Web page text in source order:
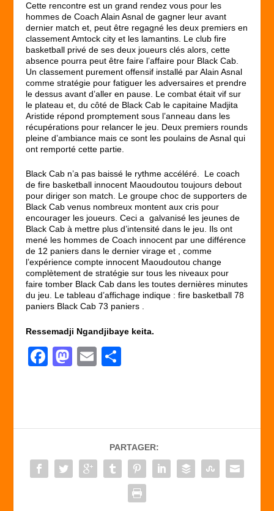
Cette rencontre est un grand rendez vous pour les
hommes de Coach Alain Asnal de gagner leur avant
dernier match et, peut être regagné les deux premiers en
classement Amtock city et les lamantins. Le club fire
basketball privé de ses deux joueurs clés alors, cette
absence pourra peut être faire l’affaire pour Black Cab.
Un classement purement offensif installé par Alain Asnal
comme stratégie pour fatiguer les adversaires et prendre
le dessus avant d’aller en pause. Le combat était vif sur
le plateau et, du côté de Black Cab le capitaine Madjita
Aristide répond promptement sous l’anneau dans les
récupérations pour relancer le jeu. Deux premiers rounds
pleine d’ambiance mais ce sont les poulains de Asnal qui
ont remporté cette partie.
Black Cab n’a pas baissé le rythme accéléré. Le coach
de fire basketball innocent Maoudoutou toujours debout
pour diriger son match. Le groupe choc de supporters de
Black Cab venus nombreux montent aux cris pour
encourager les joueurs. Ceci a galvanisé les jeunes de
Black Cab à mettre plus d’intensité dans le jeu. Ils ont
mené les hommes de Coach innocent par une différence
de 12 paniers dans le dernier virage et , comme
l’expérience compte innocent Maoudoutou change
complètement de stratégie sur tous les niveaux pour
faire tomber Black Cab dans les toutes dernières minutes
du jeu. Le tableau d’affichage indique : fire basketball 78
paniers Black Cab 73 paniers .
Ressemadji Ngandjibaye keita.
F
b
o
o
M
d
o
n
E
er
PARTAGER: